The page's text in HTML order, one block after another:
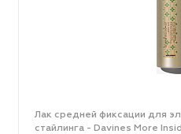
Лак средней фиксации для
стайлинга - Davines More